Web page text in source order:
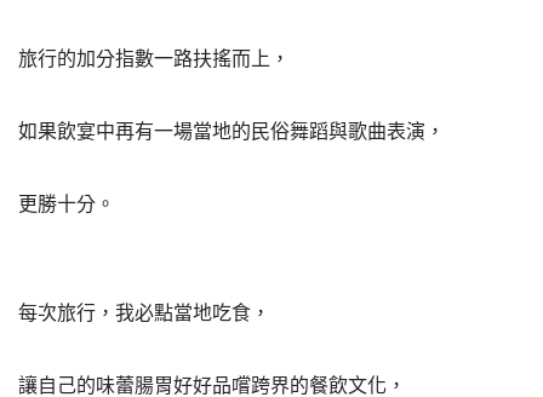
旅行的加分指數一路扶搖而上，
如果飲宴中再有一場當地的民俗舞蹈與歌曲表演，
更勝十分。
每次旅行，我必點當地吃食，
讓自己的味蕾腸胃好好品嚐跨界的餐飲文化，